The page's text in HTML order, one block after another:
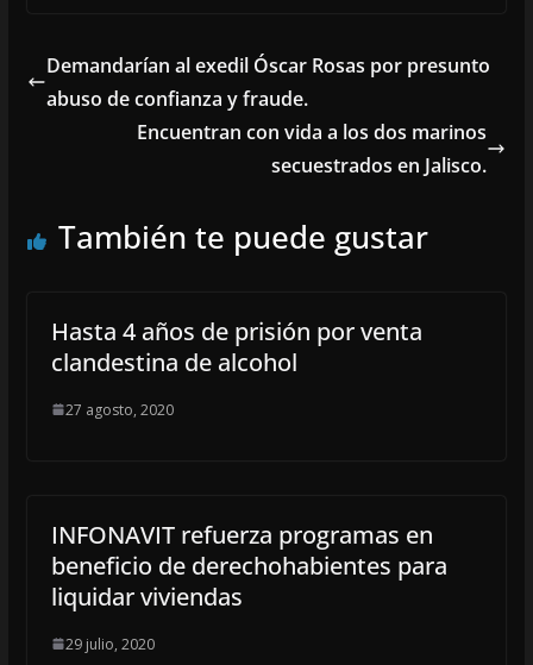
Demandarían al exedil Óscar Rosas por presunto
abuso de confianza y fraude.
Encuentran con vida a los dos marinos
secuestrados en Jalisco.
También te puede gustar
Hasta 4 años de prisión por venta
clandestina de alcohol
27 agosto, 2020
INFONAVIT refuerza programas en
beneficio de derechohabientes para
liquidar viviendas
29 julio, 2020